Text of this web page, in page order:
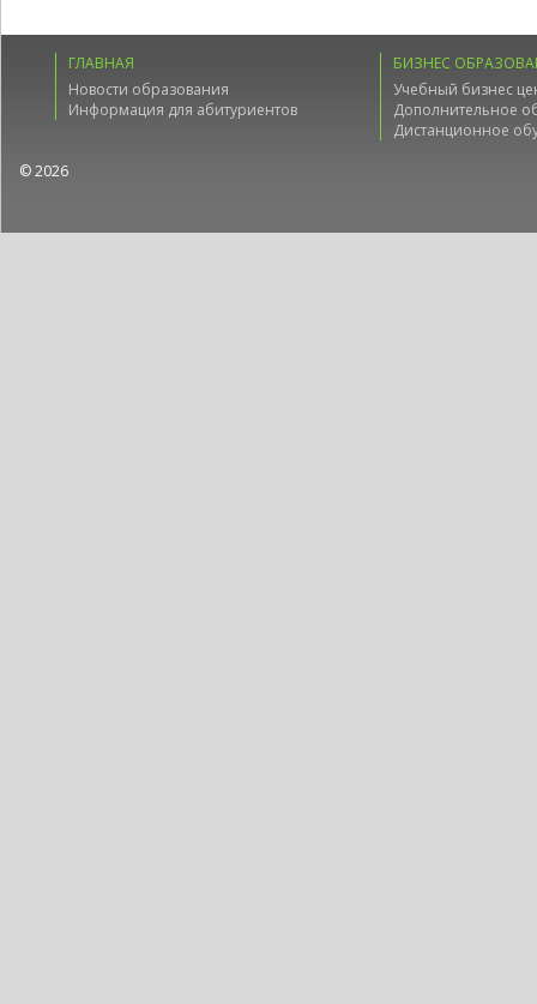
ГЛАВНАЯ
Новости образования
Информация для абитуриентов
БИЗНЕС
Учебный бизнес
Дополнительное
Дистанционное
© 2026